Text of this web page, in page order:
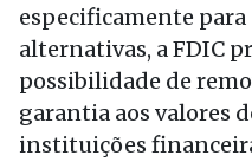
especificamente para
alternativas, a FDIC
possibilidade de
garantia aos valores
instituições